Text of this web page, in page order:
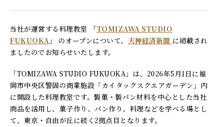
当社が運営する料理教室 「TOMIZAWA STUDIO
FUKUOKA」 のオープンについて、 天神経済新聞 に掲載され
ましたのでお知らせいたします。
「TOMIZAWA STUDIO FUKUOKA」は、2026年5月1日に福
岡市中央区警固の商業施設「カイタックスクエアガーデン」内
に開設した料理教室です。製菓・製パン材料を中心とした当社
商品を活用し、菓子作り、パン作り、料理などを学べる場とし
て、東京・自由が丘に続く2拠点目となります。